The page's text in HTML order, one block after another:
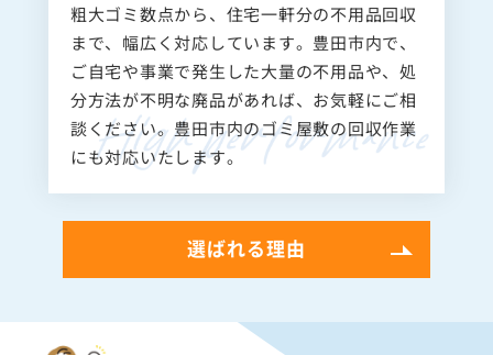
粗大ゴミ数点から、住宅一軒分の不用品回収
まで、幅広く対応しています。豊田市内で、
ご自宅や事業で発生した大量の不用品や、処
分方法が不明な廃品があれば、お気軽にご相
談ください。豊田市内のゴミ屋敷の回収作業
にも対応いたします。
選ばれる理由